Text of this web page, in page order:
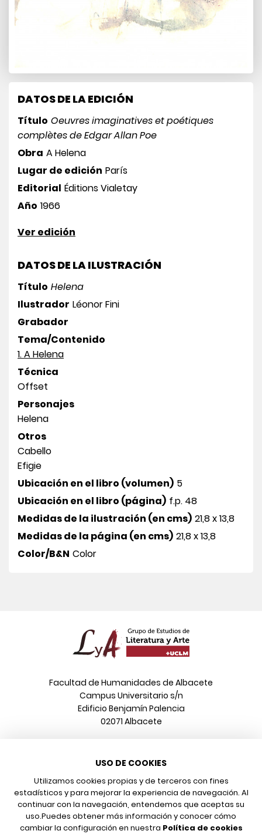
DATOS DE LA EDICIÓN
Título Oeuvres imaginatives et poétiques
complètes de Edgar Allan Poe
Obra A Helena
Lugar de edición París
Editorial Éditions Vialetay
Año 1966
Ver edición
DATOS DE LA ILUSTRACIÓN
Título Helena
Ilustrador Léonor Fini
Grabador
Tema/Contenido
1. A Helena
Técnica
Offset
Personajes
Helena
Otros
Cabello
Efigie
Ubicación en el libro (volumen) 5
Ubicación en el libro (página) f.p. 48
Medidas de la ilustración (en cms) 21,8 x 13,8
Medidas de la página (en cms) 21,8 x 13,8
Color/B&N Color
Facultad de Humanidades de Albacete
Campus Universitario s/n
Edificio Benjamín Palencia
02071 Albacete
967 599 376
Correo electrónico
info@poeonline.es
© 2026 UCLM, Grupo de Estudios de Literatura y Arte
USO DE COOKIES
Utilizamos cookies propias y de terceros con fines
estadísticos y para mejorar la experiencia de navegación. Al
continuar con la navegación, entendemos que aceptas su
uso.Puedes obtener más información y conocer cómo
cambiar la configuración en nuestra Política de cookies